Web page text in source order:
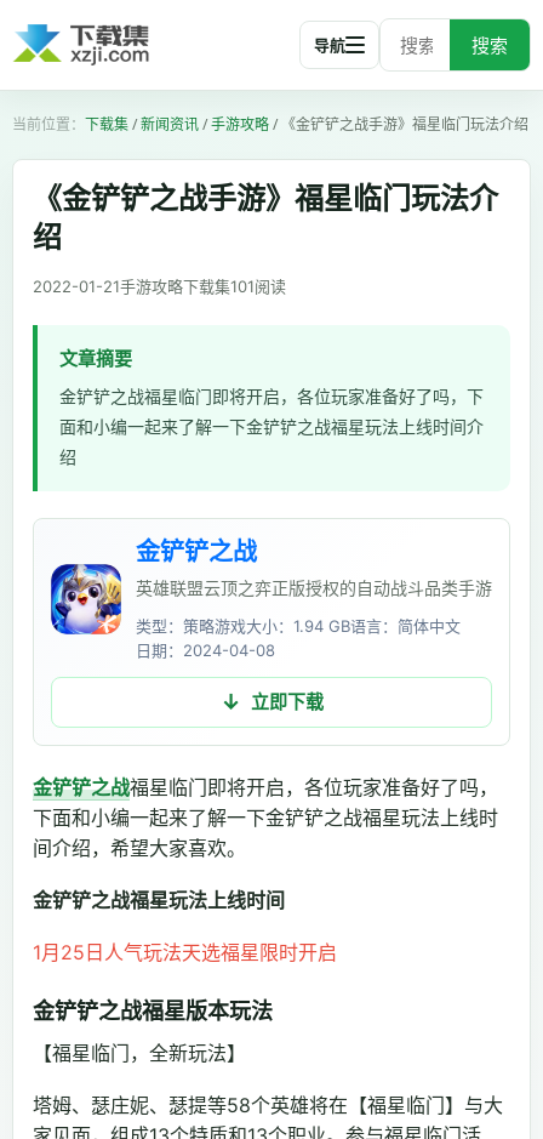
搜索
导航
下载集/新闻资讯/手游攻略/ 《金铲铲之战手游》福星临门玩法介绍
《金铲铲之战手游》福星临门玩法介
绍
2022-01-21手游攻略下载集101阅读
文章摘要
金铲铲之战福星临门即将开启，各位玩家准备好了吗，下
面和小编一起来了解一下金铲铲之战福星玩法上线时间介
绍
金铲铲之战
英雄联盟云顶之弈正版授权的自动战斗品类手游
类型：策略游戏大小：1.94 GB语言：简体中文
日期：2024-04-08
立即下载
金铲铲之战福星临门即将开启，各位玩家准备好了吗，
下面和小编一起来了解一下金铲铲之战福星玩法上线时
间介绍，希望大家喜欢。
金铲铲之战福星玩法上线时间
1月25日人气玩法天选福星限时开启
金铲铲之战福星版本玩法
【福星临门，全新玩法】
塔姆、瑟庄妮、瑟提等58个英雄将在【福星临门】与大